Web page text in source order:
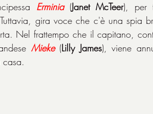
Erminia (Janet McTeer), per
gira voce che c'è una spia
Nel frattempo che il capitano,
Mieke (Lilly James), viene
casa.